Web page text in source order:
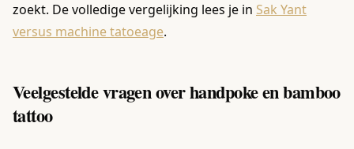
zoekt. De volledige vergelijking lees je in Sak Yant
versus machine tatoeage.
Veelgestelde vragen over handpoke en bamboo
tattoo